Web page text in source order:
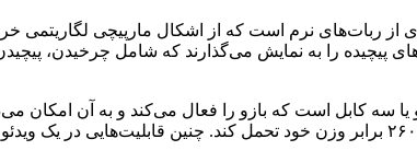
از ربات‌های نرم است که از اشکال مارپیچی لگاریتمی
می‌دهد تا اشیاء با قطر گسترده را کنترل کند و بارهایی را تا ۲۶۰ برابر وزن